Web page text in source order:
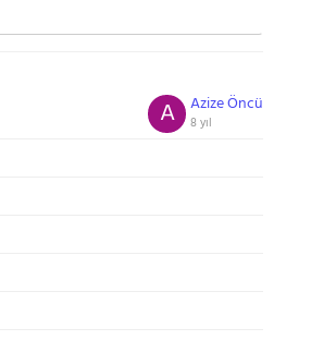
Azize Öncü
8 yıl
A